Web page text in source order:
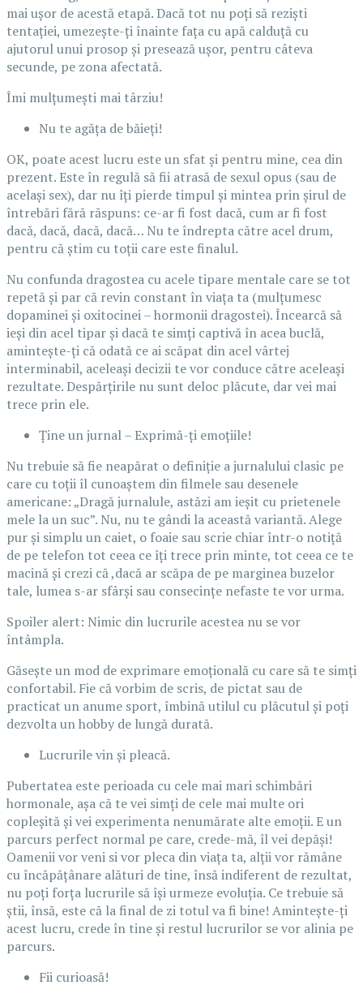
mai ușor de acestă etapă. Dacă tot nu poți să reziști
tentației, umezește-ți înainte fața cu apă calduță cu
ajutorul unui prosop și presează ușor, pentru câteva
secunde, pe zona afectată.
Îmi mulțumești mai târziu!
Nu te agăța de băieți!
OK, poate acest lucru este un sfat și pentru mine, cea din
prezent. Este în regulă să fii atrasă de sexul opus (sau de
același sex), dar nu îți pierde timpul și mintea prin șirul de
întrebări fără răspuns: ce-ar fi fost dacă, cum ar fi fost
dacă, dacă, dacă, dacă… Nu te îndrepta către acel drum,
pentru că știm cu toții care este finalul.
Nu confunda dragostea cu acele tipare mentale care se tot
repetă și par că revin constant în viața ta (mulțumesc
dopaminei și oxitocinei – hormonii dragostei). Încearcă să
ieși din acel tipar și dacă te simți captivă în acea buclă,
amintește-ți că odată ce ai scăpat din acel vârtej
interminabil, aceleași decizii te vor conduce către aceleași
rezultate. Despărțirile nu sunt deloc plăcute, dar vei mai
trece prin ele.
Ține un jurnal – Exprimă-ți emoțiile!
Nu trebuie să fie neapărat o definiție a jurnalului clasic pe
care cu toții îl cunoaștem din filmele sau desenele
americane: „Dragă jurnalule, astăzi am ieșit cu prietenele
mele la un suc”. Nu, nu te gândi la această variantă. Alege
pur și simplu un caiet, o foaie sau scrie chiar într-o notiță
de pe telefon tot ceea ce îți trece prin minte, tot ceea ce te
macină și crezi că ,dacă ar scăpa de pe marginea buzelor
tale, lumea s-ar sfârși sau consecințe nefaste te vor urma.
Spoiler alert: Nimic din lucrurile acestea nu se vor
întâmpla.
Găsește un mod de exprimare emoțională cu care să te simți
confortabil. Fie că vorbim de scris, de pictat sau de
practicat un anume sport, îmbină utilul cu plăcutul și poți
dezvolta un hobby de lungă durată.
Lucrurile vin și pleacă.
Pubertatea este perioada cu cele mai mari schimbări
hormonale, așa că te vei simți de cele mai multe ori
copleșită și vei experimenta nenumărate alte emoții. E un
parcurs perfect normal pe care, crede-mă, îl vei depăși!
Oamenii vor veni si vor pleca din viața ta, alții vor rămâne
cu încăpățânare alături de tine, însă indiferent de rezultat,
nu poți forța lucrurile să își urmeze evoluția. Ce trebuie să
știi, însă, este că la final de zi totul va fi bine! Amintește-ți
acest lucru, crede în tine și restul lucrurilor se vor alinia pe
parcurs.
Fii curioasă!